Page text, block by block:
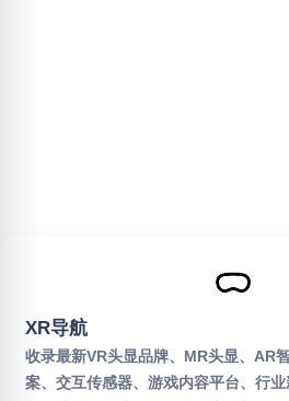
XR导航
收录最新VR头显品牌、MR头显、AR
案、交互传感器、游戏内容平台、行